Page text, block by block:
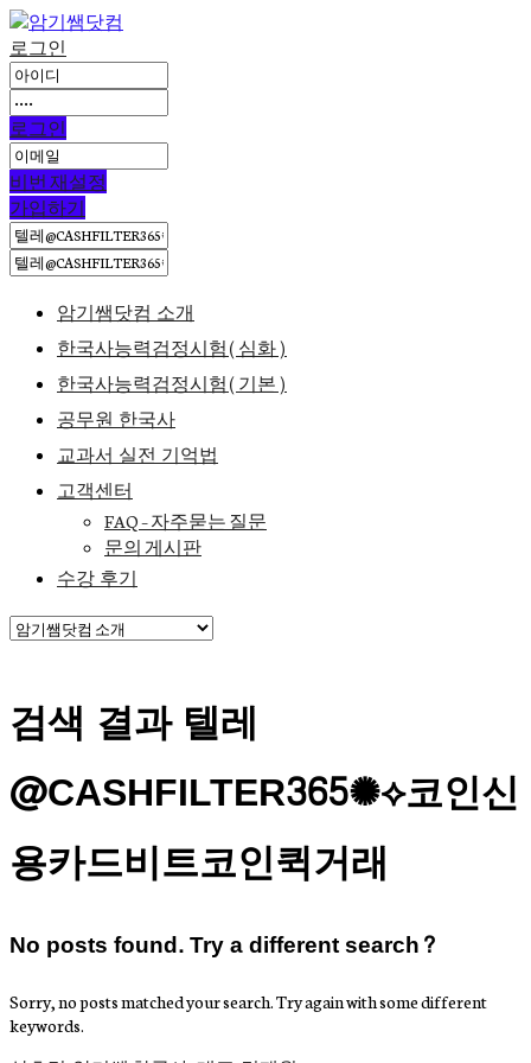
로그인
로그인
비번 재설정
가입하기
암기쌤닷컴 소개
한국사능력검정시험(심화)
한국사능력검정시험(기본)
공무원 한국사
교과서 실전 기억법
고객센터
FAQ – 자주묻는 질문
문의 게시판
수강 후기
검색 결과 텔레
@CASHFILTER365✺⟡코인신
용카드비트코인퀵거래
No posts found. Try a different search?
Sorry, no posts matched your search. Try again with some different
keywords.